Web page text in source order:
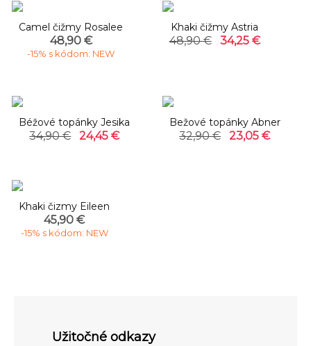
Camel čižmy Rosalee
48,90 €
-15% s kódom: NEW
Khaki čižmy Astria
48,90 € 34,25 €
Béžové topánky Jesika
34,90 € 24,45 €
Bežové topánky Abner
32,90 € 23,05 €
Khaki čizmy Eileen
45,90 €
-15% s kódom: NEW
Užitočné odkazy